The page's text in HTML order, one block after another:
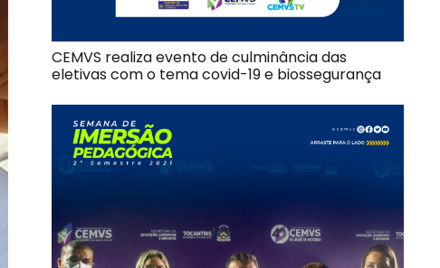
CEMVS realiza evento de culminância das
eletivas com o tema covid-19 e biossegurança